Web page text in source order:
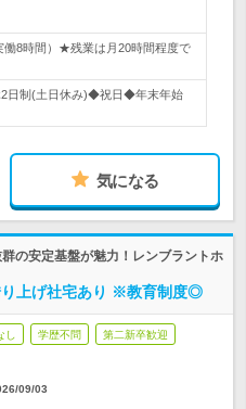
働8時間）★残業は月20時間程度で
日制(土日休み)◆祝日◆年末年始
気になる
の安定基盤が魅力！レンブラントホ
上げ社宅あり ※教育制度◎
し 学歴不問 第二新卒歓迎
09/03